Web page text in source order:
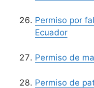
Permiso por
Ecuador
Permiso de
Permiso de